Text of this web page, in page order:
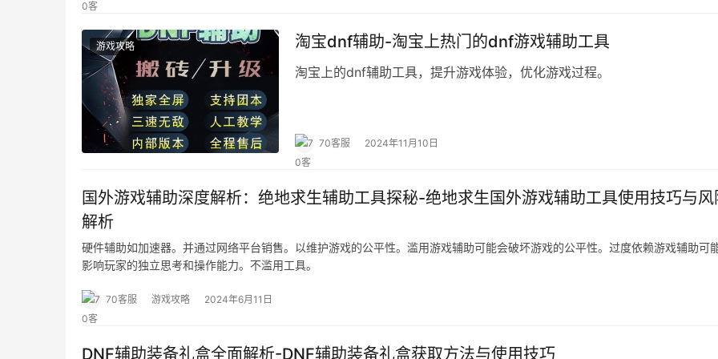
游戏攻略 淘宝dnf辅助-淘宝上热门的dnf游戏辅助工具
淘宝上的dnf辅助工具，提升游戏体验，优化游戏过程。
70客服 2024年11月10日
国外游戏辅助深度解析：绝地求生辅助工具探秘-绝地求生国外游戏辅助工具使用技巧与风
解析
硬件辅助如加速器。并通过网络平台销售。以维护游戏的公平性。滥用游戏辅助可能会破坏游戏的公平性。过度依赖游戏辅助可
影响玩家的独立思考和操作能力。不滥用工具。
70客服 游戏攻略 2024年6月11日
DNF辅助装备礼盒全面解析-DNF辅助装备礼盒获取方法与使用技巧